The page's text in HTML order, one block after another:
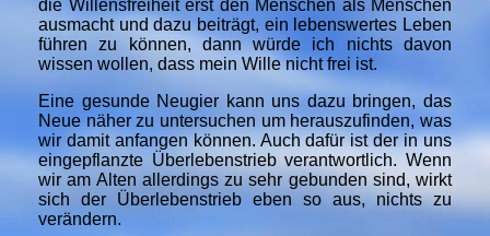
die Willensfreiheit erst den Menschen als Menschen
ausmacht und dazu beiträgt, ein lebenswertes Leben
führen zu können, dann würde ich nichts davon
wissen wollen, dass mein Wille nicht frei ist.
Eine gesunde Neugier kann uns dazu bringen, das
Neue näher zu untersuchen um herauszufinden, was
wir damit anfangen können. Auch dafür ist der in uns
eingepflanzte Überlebenstrieb verantwortlich. Wenn
wir am Alten allerdings zu sehr gebunden sind, wirkt
sich der Überlebenstrieb eben so aus, nichts zu
verändern.